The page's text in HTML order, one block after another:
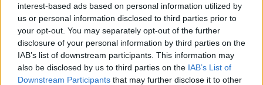
interest-based ads based on personal information utilized by
us or personal information disclosed to third parties prior to
your opt-out. You may separately opt-out of the further
disclosure of your personal information by third parties on the
IAB’s list of downstream participants. This information may
also be disclosed by us to third parties on the IAB’s List of
Downstream Participants that may further disclose it to other
του ο δράστης δήλωνε μέλος τουISIS.
«Με λένε Αμπντεσαλέμ Αλ Γκιλανί και είμαι
μαχητής του Αλλάχ. Ανήκω στο Ισλαμικό Κράτος.
Αγαπάμε αυτούς που μας αγαπούν και μισούμε